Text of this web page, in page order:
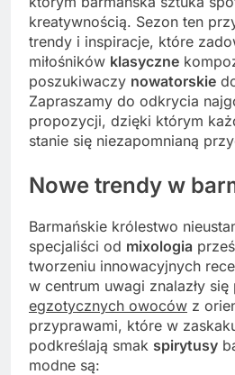
kreatywnością. Sezon ten
trendy i inspiracje, które
miłośników klasyczne
poszukiwaczy nowatorskie
Zapraszamy do odkrycia
propozycji, dzięki którym
stanie się niezapomnianą
Nowe trendy w
Barmańskie królestwo
specjaliści od mixologia
tworzeniu innowacyjnych
w centrum uwagi znalazły się
egzotycznych owoców z
przyprawami, które w
podkreślają smak spirytusy
modne są: